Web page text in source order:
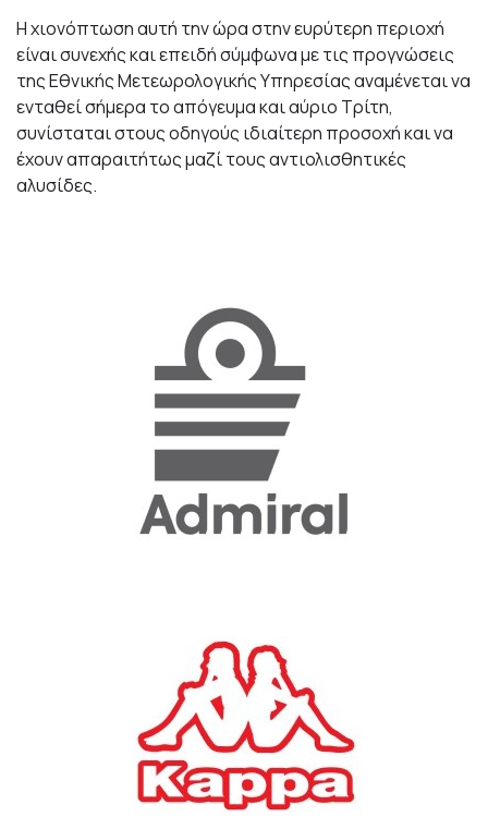
Η χιονόπτωση αυτή την ώρα στην ευρύτερη περιοχή
είναι συνεχής και επειδή σύμφωνα με τις προγνώσεις
της Εθνικής Μετεωρολογικής Υπηρεσίας αναμένεται να
ενταθεί σήμερα το απόγευμα και αύριο Τρίτη,
συνίσταται στους οδηγούς ιδιαίτερη προσοχή και να
έχουν απαραιτήτως μαζί τους αντιολισθητικές
αλυσίδες.